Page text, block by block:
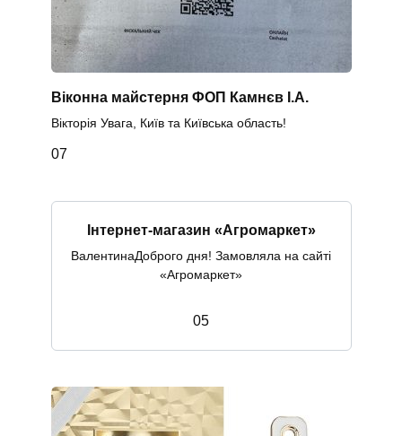
Віконна майстерня ФОП Камнєв І.А.
Вікторія Увага, Київ та Київська область!
07
Інтернет-магазин «Агромаркет»
ВалентинаДоброго дня! Замовляла на сайті
«Агромаркет»
05